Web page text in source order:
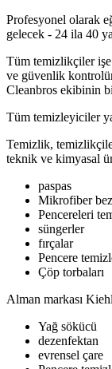
Profesyonel olarak
gelecek - 24 ila 40
Tüm temizlikçiler
ve güvenlik
Cleanbros ekibinin
Tüm temizleyiciler
Temizlik,
teknik ve kimyasal
paspas
Mikrofiber
Pencereleri
süngerler
fırçalar
Pencere
Çöp torbaları
Alman markası
Yağ sökücü
dezenfektan
evrensel çare